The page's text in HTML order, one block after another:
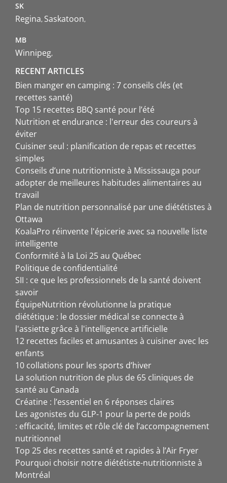
SK
Regina Saskatoon
MB
Winnipeg
RECENT ARTICLES
Bien manger en camping : 7 conseils clés (et
recettes santé)
Top 15 recettes BBQ santé pour l’été
Nutrition et endurance : l'erreur des coureurs à
éviter
Cuisiner seul : planification de repas et recettes
simples
Conseils d’une nutritionniste à Mississauga pour
adopter de meilleures habitudes alimentaires au
travail
Plan de nutrition personnalisé par une diététistes à
Ottawa
KoalaPro réinvente l'épicerie avec sa nouvelle liste
intelligente
Conformité à la Loi 25 au Québec
Politique de confidentialité
SII : ce que les professionnels de la santé doivent
savoir
ÉquipeNutrition révolutionne la pratique
diététique : le dossier médical se connecte à
l'assiette grâce à l'intelligence artificielle
12 recettes faciles et amusantes à cuisiner avec les
enfants
10 collations pour les sports d’hiver
La solution nutrition de plus de 65 cliniques de
santé au Canada
Créatine : l’essentiel en 6 réponses claires
Les agonistes du GLP-1 pour la perte de poids
: efficacité, limites et rôle clé de l’accompagnement
nutritionnel
Top 25 des recettes santé et rapides à l’Air Fryer
Pourquoi choisir notre diététiste-nutritionniste à
Montréal